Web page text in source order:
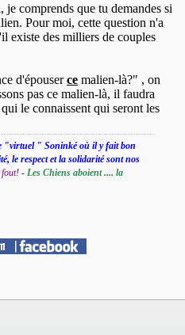
je comprends que tu demandes si
Pour moi, cette question n'a
existe des milliers de couples
d'épouserce malien-là?" , on
pas ce malien-là, il faudra
le connaissent qui seront les
"virtuel " Soninké où il y fait bon
le respect et la solidarité sont nos
fout! - Les Chiens aboient .... la